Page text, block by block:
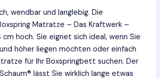
wendbar und langlebig. Die
Matratze – Das Kraftwerk –
cm hoch. Sie eignet sich ideal, wenn Sie
höher liegen möchten oder einfach
für Ihr Boxspringbett suchen. Der
lässt Sie wirklich lange etwas